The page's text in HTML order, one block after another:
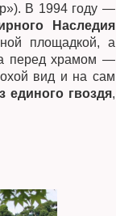
В 1994 году —
Наследия
площадкой, а
перед храмом —
вид и на сам
единого гвоздя,